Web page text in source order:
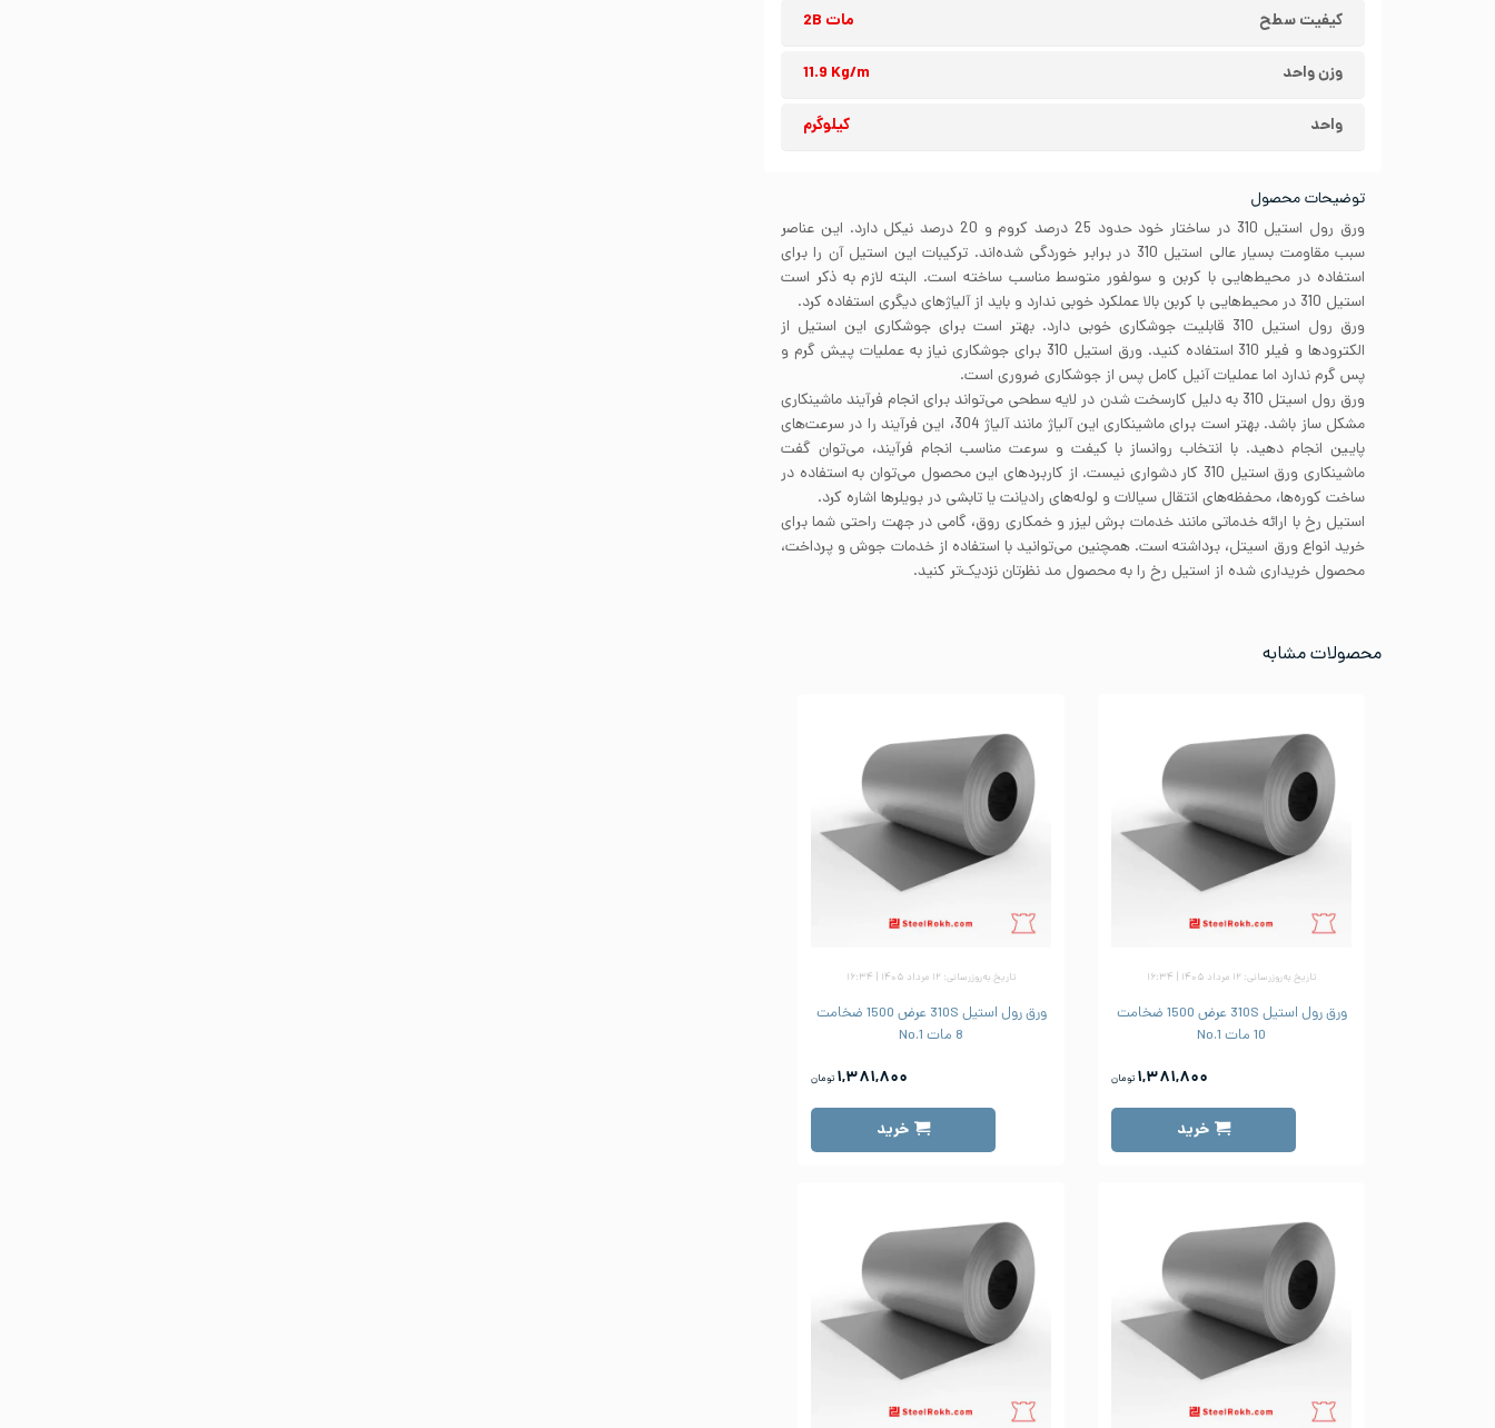
کیفیت سطح مات 2B
وزن واحد 11.9 Kg/m
واحد کیلوگرم
توضیحات محصول
ورق رول استیل 310 در ساختار خود حدود 25 درصد کروم و 20 درصد نیکل دارد. این عناصر
سبب مقاومت بسیار عالی استیل 310 در برابر خوردگی شده‌اند. ترکیبات این استیل آن را برای
استفاده در محیط‌هایی با کربن و سولفور متوسط مناسب ساخته است. البته لازم به ذکر است
استیل 310 در محیط‌هایی با کربن بالا عملکرد خوبی ندارد و باید از آلیاژهای دیگری استفاده کرد.
ورق رول استیل 310 قابلیت جوشکاری خوبی دارد. بهتر است برای جوشکاری این استیل از
الکترودها و فیلر 310 استفاده کنید. ورق استیل 310 برای جوشکاری نیاز به عملیات پیش گرم و
پس گرم ندارد اما عملیات آنیل کامل پس از جوشکاری ضروری است.
ورق رول اسیتل 310 به دلیل کارسخت شدن در لایه سطحی می‌تواند برای انجام فرآیند ماشینکاری
مشکل ساز باشد. بهتر است برای ماشینکاری این آلیاژ مانند آلیاژ 304، این فرآیند را در سرعت‌های
پایین انجام دهید. با انتخاب روانساز با کیفت و سرعت مناسب انجام فرآیند، می‌توان گفت
ماشینکاری ورق استیل 310 کار دشواری نیست. از کاربردهای این محصول می‌توان به استفاده در
ساخت کوره‌ها، محفظه‌های انتقال سیالات و لوله‌های رادیانت یا تابشی در بویلرها اشاره کرد.
استیل رخ با ارائه خدماتی مانند خدمات برش لیزر و خمکاری روق، گامی در جهت راحتی شما برای
خرید انواع ورق اسیتل، برداشته است. همچنین می‌توانید با استفاده از خدمات جوش و پرداخت،
محصول خریداری شده از استیل رخ را به محصول مد نظرتان نزدیک‌تر کنید.
محصولات مشابه
تاریخ به‌روزرسانی: ۱۲ مرداد ۱۴۰۵ | ۱۶:۳۴
ورق رول استیل 310S عرض 1500 ضخامت
10 مات No.1
۱,۳۸۱,۸۰۰ تومان
خرید
تاریخ به‌روزرسانی: ۱۲ مرداد ۱۴۰۵ | ۱۶:۳۴
ورق رول استیل 310S عرض 1500 ضخامت
8 مات No.1
۱,۳۸۱,۸۰۰ تومان
خرید